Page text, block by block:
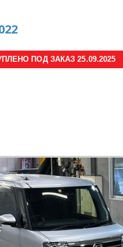
ПОД ЗАКАЗ 25.09.2025